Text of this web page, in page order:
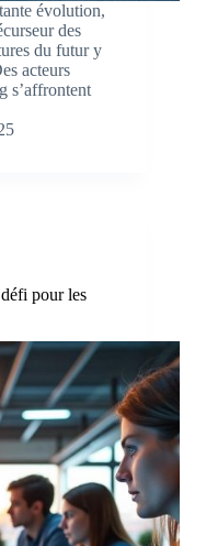
évolution,
des
du futur y
acteurs
s’affrontent
pour les